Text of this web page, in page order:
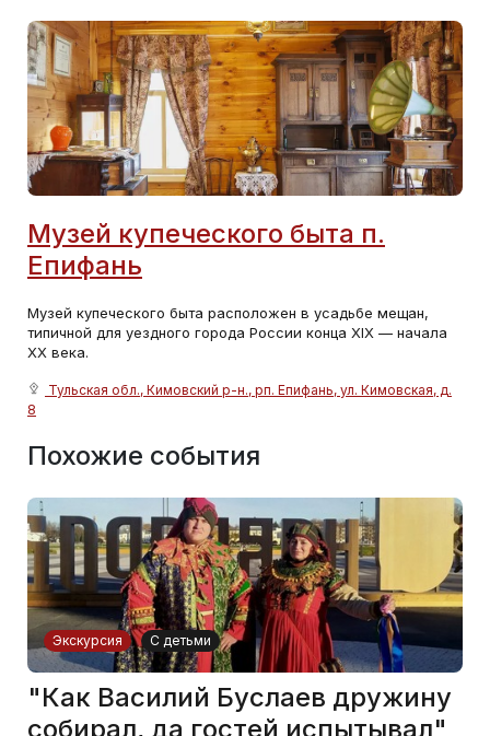
Музей купеческого быта п.
Епифань
Музей купеческого быта расположен в усадьбе мещан,
типичной для уездного города России конца XIX — начала
XX века.
Тульская обл., Кимовский р-н., рп. Епифань, ул. Кимовская, д.
8
Похожие события
Экскурсия С детьми
"Как Василий Буслаев дружину
собирал, да гостей испытывал"